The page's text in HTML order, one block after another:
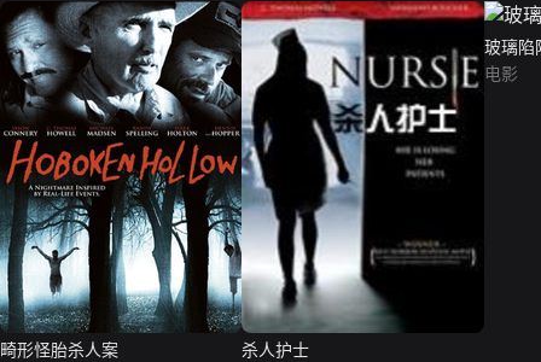
畸形怪胎杀人案
杀人护士
玻璃陷
电影